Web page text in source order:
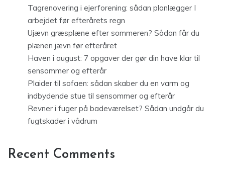
Tagrenovering i ejerforening: sådan planlægger I
arbejdet før efterårets regn
Ujævn græsplæne efter sommeren? Sådan får du
plænen jævn før efteråret
Haven i august: 7 opgaver der gør din have klar til
sensommer og efterår
Plaider til sofaen: sådan skaber du en varm og
indbydende stue til sensommer og efterår
Revner i fuger på badeværelset? Sådan undgår du
fugtskader i vådrum
Recent Comments